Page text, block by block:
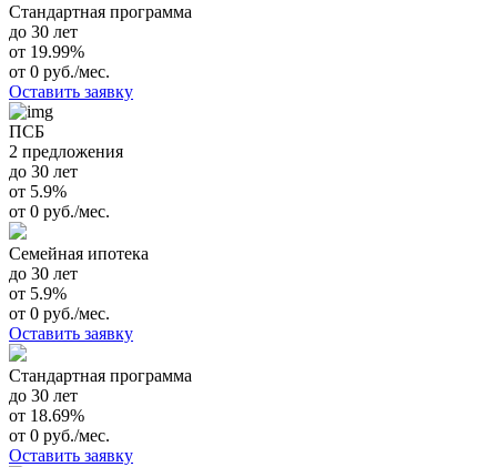
Стандартная программа
до 30 лет
от 19.99%
от 0 руб./мес.
Оставить заявку
ПСБ
2 предложения
до 30 лет
от 5.9%
от 0 руб./мес.
Семейная ипотека
до 30 лет
от 5.9%
от 0 руб./мес.
Оставить заявку
Стандартная программа
до 30 лет
от 18.69%
от 0 руб./мес.
Оставить заявку